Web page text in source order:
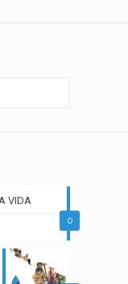
0
VIDA